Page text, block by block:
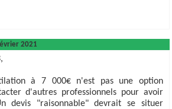
2021
à 7 000€ n'est pas une option
d'autres professionnels pour avoir
devis "raisonnable" devrait se situer